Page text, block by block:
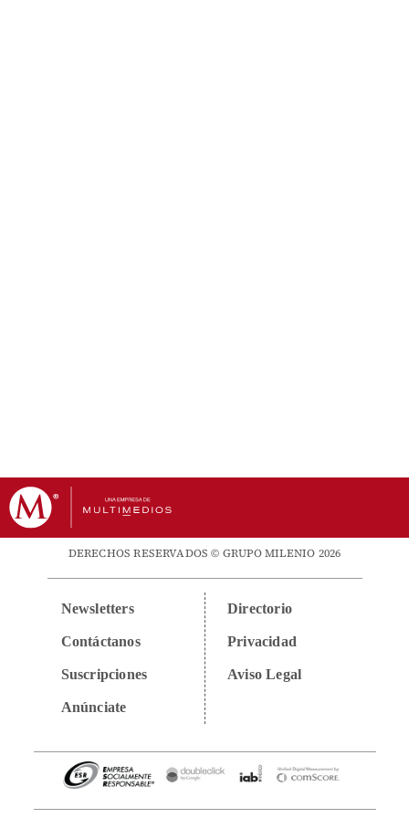
DERECHOS RESERVADOS © GRUPO MILENIO 2026
Newsletters
Contáctanos
Suscripciones
Anúnciate
Directorio
Privacidad
Aviso Legal